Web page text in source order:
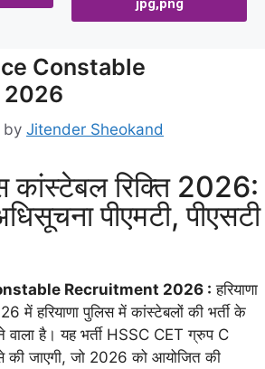
jpg,png
Constable
2026
by Jitender Sheokand
कांस्टेबल रिक्ति 2026:
पीएमटी, पीएसटी
Recruitment 2026 : हरियाणा
में हरियाणा पुलिस में कांस्टेबलों की भर्ती के
वाला है। यह भर्ती HSSC CET ग्रुप C
की जाएगी, जो 2026 को आयोजित की